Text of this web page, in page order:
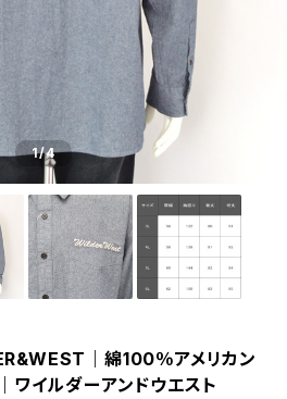
1/4
｜綿100％アメリカン
ワイルダーアンドウエスト